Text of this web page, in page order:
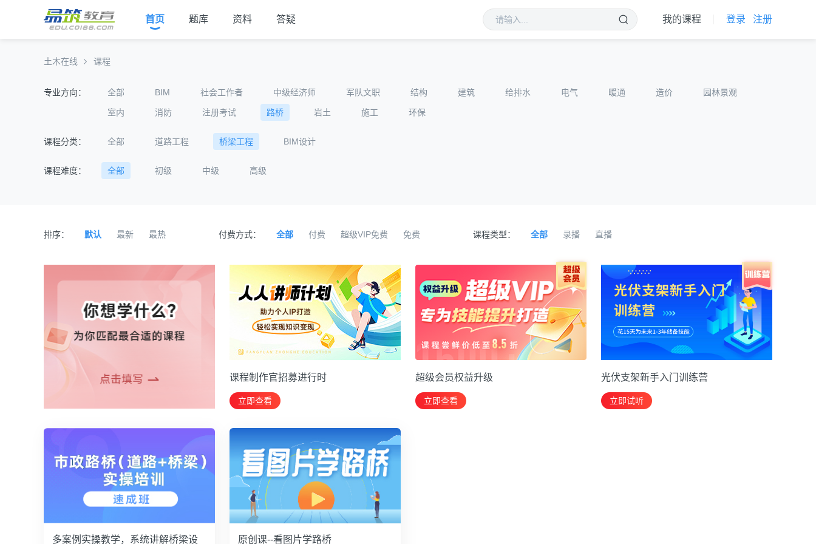
首页 题库 资料 答疑 注册
登录
我的课程
土木在线 课程
专业方向： 全部 BIM 社会工作者 中级经济师 军队文职 结构 建筑 给排水 电气 暖通 造价 园林景观
室内 消防 注册考试 路桥 岩土 施工 环保
课程分类： 全部 道路工程 桥梁工程 BIM设计
课程难度： 全部 初级 中级 高级
排序： 默认 最新 最热 付费方式： 全部 付费 超级VIP免费 免费 课程类型： 全部 录播 直播
课程制作官招募进行时
立即查看
超级会员权益升级
立即查看
光伏支架新手入门训练营
立即试听
多案例实操教学，系统讲解桥梁设 原创课--看图片学路桥